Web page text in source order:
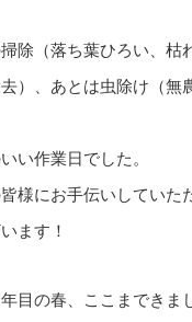
除（落ち葉ひろい、枯
）、あとは虫除け（無
い作業日でした。
様にお手伝いしていた
ます！
目の春、ここまできま